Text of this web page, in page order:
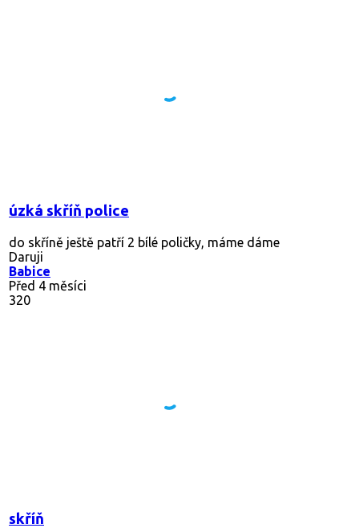
úzká skříň police
do skříně ještě patří 2 bílé poličky, máme dáme
Daruji
Babice
Před 4 měsíci
320
skříň